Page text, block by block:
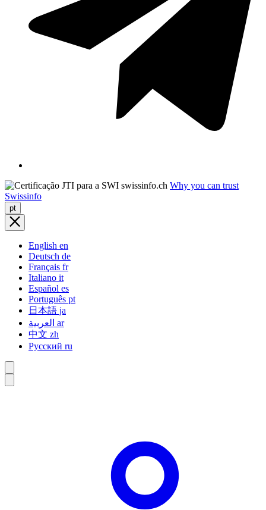
Why you can trust
Swissinfo
pt
English en
Deutsch de
Français fr
Italiano it
Español es
Português pt
日本語 ja
ar
中文 zh
Русский ru